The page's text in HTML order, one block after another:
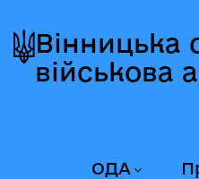
до
головного
до
головного
вмісту
до
головного
колонтитула
Вінницька
військова
ОДА